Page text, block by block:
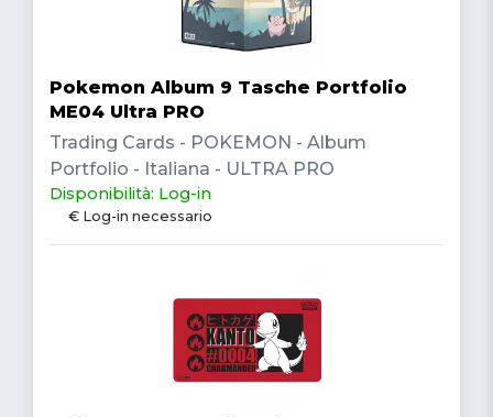
Pokemon Album 9 Tasche Portfolio
ME04 Ultra PRO
Trading Cards - POKEMON - Album
Portfolio - Italiana - ULTRA PRO
Disponibilità: Log-in
€ Log-in necessario